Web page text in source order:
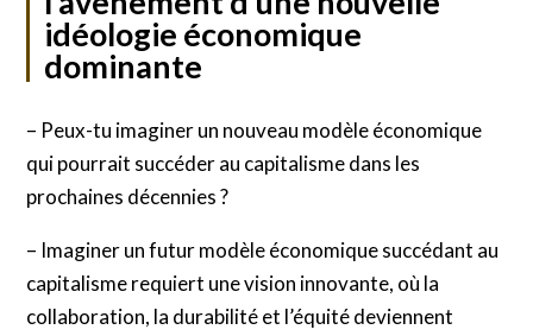
idéologie économique
dominante
– Peux-tu imaginer un nouveau modèle économique
qui pourrait succéder au capitalisme dans les
prochaines décennies ?
– Imaginer un futur modèle économique succédant au
capitalisme requiert une vision innovante, où la
collaboration, la durabilité et l’équité deviennent